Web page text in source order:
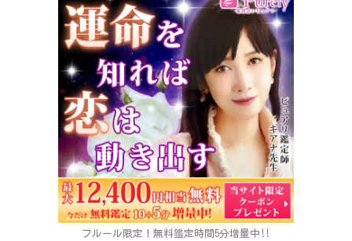
フルール限定！無料鑑定時間5分増量中‼